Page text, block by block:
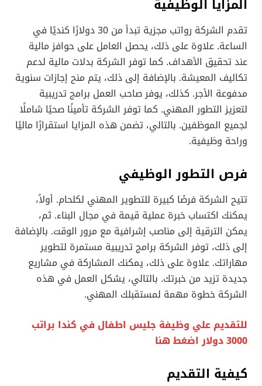
المزايا الوظيفية
تقدم الشركة رواتب مجزية تبدأ من 30 دولارًا كنديًا في
الساعة. علاوة على ذلك، يحصل العامل على حوافز مالية
عند تحقيق الأهداف. كما توفر الشركة بدلات مالية لدعم
تكاليف المعيشة. بالإضافة إلى ذلك، يتم منح إجازات سنوية
مدفوعة الأجر. كذلك، يوفر صاحب العمل برامج تدريبية
لتعزيز التطور المهني. كما توفر الشركة تأمينًا صحيًا شاملًا
لجميع الموظفين. بالتالي، تضمن هذه المزايا استقرارًا ماليًا
وراحة وظيفية.
فرص التطور الوظيفي
تتيح الشركة فرصًا كبيرة للتطوير المهني لكلحام. أولاً،
يمكنك اكتساب خبرة عملية قيمة في مجال البناء. ثم،
يمكن الترقية إلى مناصب إشرافية مع مرور الوقت. بالإضافة
إلى ذلك، توفر الشركة برامج تدريبية مستمرة لتطوير
مهاراتك. علاوة على ذلك، يمكنك المشاركة في مشاريع
جديدة تزيد من خبرتك. بالتالي، يشكل العمل في هذه
الشركة خطوة مهمة لمستقبلك المهني.
للتقديم علي وظيفة جليس اطفال في كندا براتب
3000 دولار اضغط هنا
كيفية التقديم